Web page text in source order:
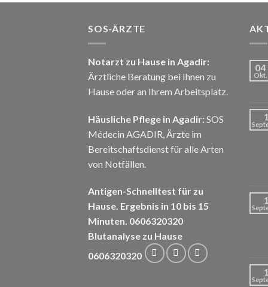
SOS-ÄRZTE
Notarzt zu Hause in Agadir:
Ärztliche Beratung bei Ihnen zu
Hause oder an Ihrem Arbeitsplatz.
Häusliche Pflege in Agadir: SOS
Médecin AGADIR, Ärzte im
Bereitschaftsdienst für alle Arten
von Notfällen.
Antigen-Schnelltest für zu
Hause. Ergebnis in 10 bis 15
Minuten. 0606320320
Blutanalyse zu Hause
0606320320
04
Okt.